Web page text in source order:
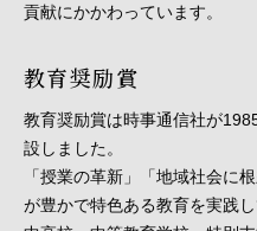
貢献にかかわっています。
教育奨励賞
教育奨励賞は時事通信社が
設しました。
「授業の革新」「地域社会に
が豊かで特色ある教育を実践